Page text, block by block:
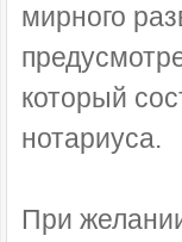
мирного
который
нотариуса.
При